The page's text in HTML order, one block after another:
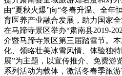
由“夏秋火爆”向“冬春升温、全年
育医养产业融合发展，助力国家
在马蹄寺景区举办“肃南县2019-
介暨马蹄寺景区第三届踏雪节。
化、领略壮美冰雪风情、体验独
展”为主题，以宣传推介、免费游
系列活动为载体，激活冬春季旅